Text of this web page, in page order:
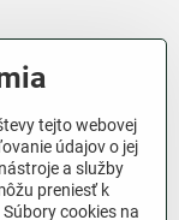
tejto webovej
údajov o jej
a služby
preniesť k
cookies na